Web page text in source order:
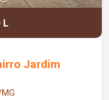
L
Jardim